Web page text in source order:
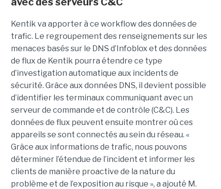
Kentik va apporter à ce workflow des données de
trafic. Le regroupement des renseignements sur les
menaces basés sur le DNS d’Infoblox et des données
de flux de Kentik pourra étendre ce type
d’investigation automatique aux incidents de
sécurité. Grâce aux données DNS, il devient possible
d’identifier les terminaux communiquant avec un
serveur de commande et de contrôle (C&C). Les
données de flux peuvent ensuite montrer où ces
appareils se sont connectés au sein du réseau. «
Grâce aux informations de trafic, nous pouvons
déterminer l’étendue de l’incident et informer les
clients de manière proactive de la nature du
problème et de l’exposition au risque », a ajouté M.